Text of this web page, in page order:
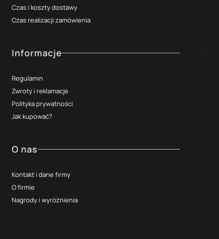
Czas i koszty dostawy
Czas realizacji zamówienia
Informacje
Regulamin
Zwroty i reklamacje
Polityka prywatności
Jak kupować?
O nas
Kontakt i dane firmy
O firmie
Nagrody i wyróżnienia